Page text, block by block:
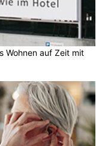
Wohnen auf Zeit mit